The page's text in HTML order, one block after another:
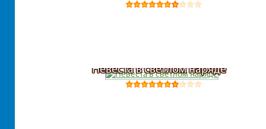
Невеста в светлом наряде